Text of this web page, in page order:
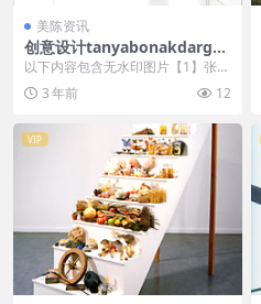
美陈资讯
创意设计tanyabonakdargall
ery美陈创意 (2777)
以下内容包含无水印图片【1】张
，开通会员无障碍浏览 开通VIP会
员 3 年前 12
VIP